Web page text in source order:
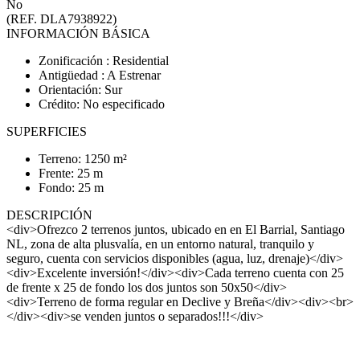
No
(REF. DLA7938922)
INFORMACIÓN BÁSICA
Zonificación : Residential
Antigüedad : A Estrenar
Orientación: Sur
Crédito: No especificado
SUPERFICIES
Terreno: 1250 m²
Frente: 25 m
Fondo: 25 m
DESCRIPCIÓN
<div>Ofrezco 2 terrenos juntos, ubicado en en El Barrial, Santiago
NL, zona de alta plusvalía, en un entorno natural, tranquilo y
seguro, cuenta con servicios disponibles (agua, luz, drenaje)</div>
<div>Excelente inversión!</div><div>Cada terreno cuenta con 25
de frente x 25 de fondo los dos juntos son 50x50</div>
<div>Terreno de forma regular en Declive y Breña</div><div><br>
</div><div>se venden juntos o separados!!!</div>